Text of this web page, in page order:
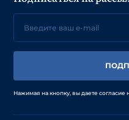
Нажимая на кнопку, вы даете